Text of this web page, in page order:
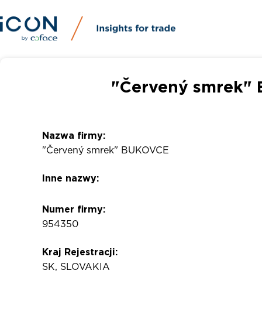
"Červený smrek"
Nazwa firmy:
"Červený smrek" BUKOVCE
Inne nazwy:
Numer firmy:
954350
Kraj Rejestracji:
SK, SLOVAKIA